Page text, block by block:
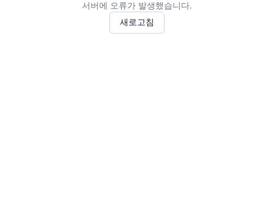
서버에 오류가 발생했습니다.
새로고침